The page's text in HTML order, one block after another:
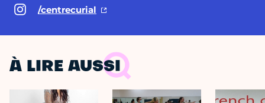
/centrecurial
À LIRE AUSSI